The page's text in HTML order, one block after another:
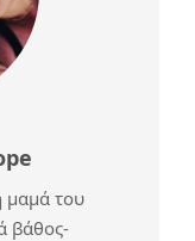
μαμά του
βάθος-